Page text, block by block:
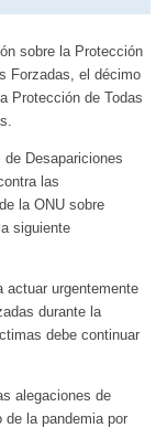
sobre la Protección
Forzadas, el décimo
Protección de Todas
Desapariciones
las
la ONU sobre
siguiente
actuar urgentemente
durante la
debe continuar
alegaciones de
la pandemia por